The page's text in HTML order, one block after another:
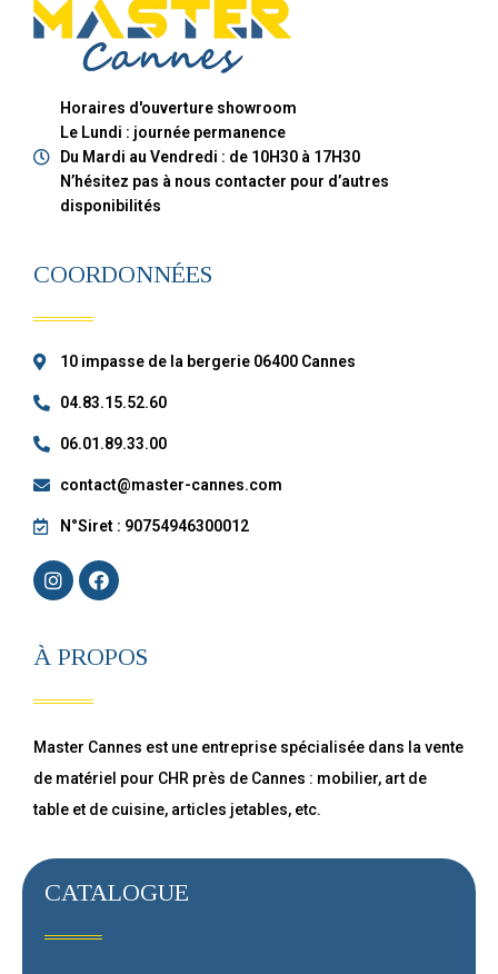
Horaires d'ouverture showroom
Le Lundi : journée permanence
Du Mardi au Vendredi : de 10H30 à 17H30
N’hésitez pas à nous contacter pour d’autres
disponibilités
COORDONNÉES
10 impasse de la bergerie 06400 Cannes
04.83.15.52.60
06.01.89.33.00
contact@master-cannes.com
N°Siret : 90754946300012
À PROPOS
Master Cannes est une entreprise spécialisée dans la vente
de matériel pour CHR près de Cannes : mobilier, art de
table et de cuisine, articles jetables, etc.
CATALOGUE